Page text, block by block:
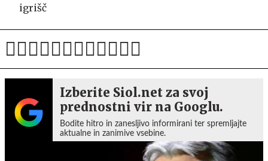
igrišč
Izberite Siol.net za svoj
prednostni vir na Googlu.
Bodite hitro in zanesljivo informirani ter spremljajte
aktualne in zanimive vsebine.